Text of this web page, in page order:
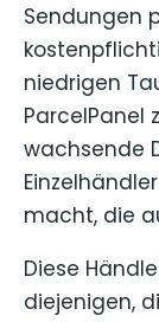
Sendungen
niedrigen
ParcelPanel
wachsende
macht, die
Diese
diejenigen,